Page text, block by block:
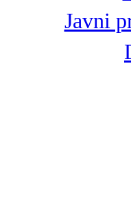
Javni